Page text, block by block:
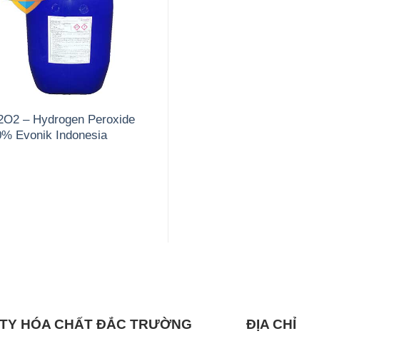
– Hydrogen Peroxide
Evonik Indonesia
HÓA CHẤT ĐẮC TRƯỜNG
ĐỊA CHỈ